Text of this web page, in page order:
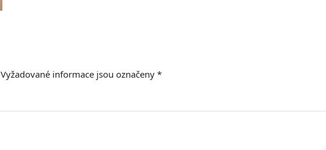
Vyžadované informace jsou označeny *